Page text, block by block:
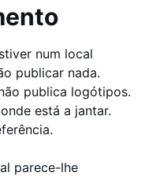
num local
publicar nada.
publica logótipos.
está a jantar.
parece-lhe